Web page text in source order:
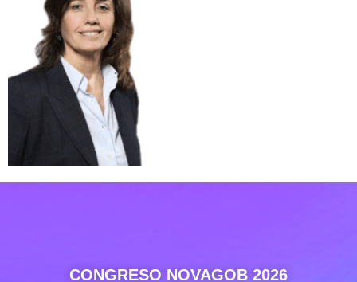
CONGRESO NOVAGOB 2026